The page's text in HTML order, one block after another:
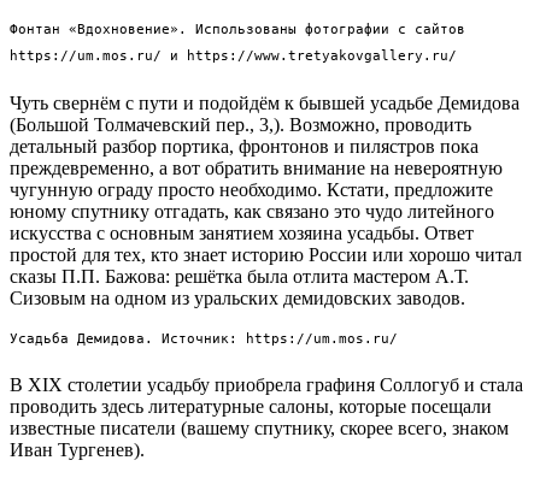
Фонтан «Вдохновение». Использованы фотографии с сайтов
https://um.mos.ru/ и https://www.tretyakovgallery.ru/
Чуть свернём с пути и подойдём к бывшей усадьбе Демидова
(Большой Толмачевский пер., 3,). Возможно, проводить
детальный разбор портика, фронтонов и пилястров пока
преждевременно, а вот обратить внимание на невероятную
чугунную ограду просто необходимо. Кстати, предложите
юному спутнику отгадать, как связано это чудо литейного
искусства с основным занятием хозяина усадьбы. Ответ
простой для тех, кто знает историю России или хорошо читал
сказы П.П. Бажова: решётка была отлита мастером А.Т.
Сизовым на одном из уральских демидовских заводов.
Усадьба Демидова. Источник: https://um.mos.ru/
В XIX столетии усадьбу приобрела графиня Соллогуб и стала
проводить здесь литературные салоны, которые посещали
известные писатели (вашему спутнику, скорее всего, знаком
Иван Тургенев).